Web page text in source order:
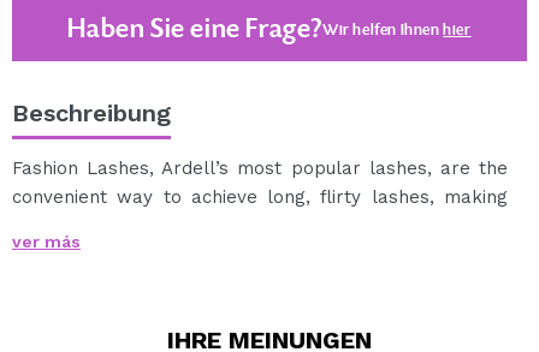
Haben Sie eine Frage?Wir helfen Ihnenhier
Beschreibung
Fashion Lashes, Ardell’s most popular lashes, are the
convenient way to achieve long, flirty lashes, making
reusable. Use Ardell LashGrip Adhesive (sold
ver más
IHRE MEINUNGEN